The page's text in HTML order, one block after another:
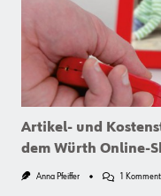
Artikel- und
dem Würth Online-
Anna Pfeiffer 1